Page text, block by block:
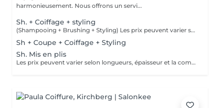
harmonieusement. Nous offrons un servi...
Sh. + Coiffage + styling
(Shampooing + Brushing + Styling) Les prix peuvent varier selon longueurs, épaisseur et la complexité du travail.
Sh + Coupe + Coiffage + Styling
Sh. Mis en plis
Les prix peuvent varier selon longueurs, épaisseur et la complexité du travail.